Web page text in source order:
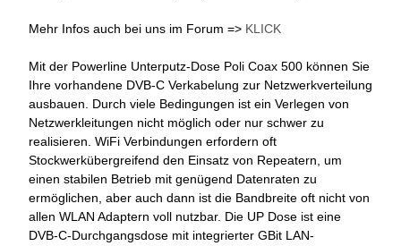
Mehr Infos auch bei uns im Forum => KLICK
Mit der Powerline Unterputz-Dose Poli Coax 500 können Sie
Ihre vorhandene DVB-C Verkabelung zur Netzwerkverteilung
ausbauen. Durch viele Bedingungen ist ein Verlegen von
Netzwerkleitungen nicht möglich oder nur schwer zu
realisieren. WiFi Verbindungen erfordern oft
Stockwerkübergreifend den Einsatz von Repeatern, um
einen stabilen Betrieb mit genügend Datenraten zu
ermöglichen, aber auch dann ist die Bandbreite oft nicht von
allen WLAN Adaptern voll nutzbar. Die UP Dose ist eine
DVB-C-Durchgangsdose mit integrierter GBit LAN-